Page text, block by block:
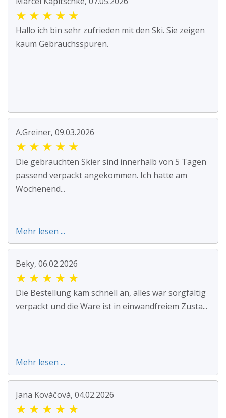
★ ★ ★ ★ ★
Hallo ich bin sehr zufrieden mit den Ski. Sie zeigen
kaum Gebrauchsspuren.
A.Greiner, 09.03.2026
★ ★ ★ ★ ★
Die gebrauchten Skier sind innerhalb von 5 Tagen
passend verpackt angekommen. Ich hatte am
Wochenend...
Mehr lesen ...
Beky, 06.02.2026
★ ★ ★ ★ ★
Die Bestellung kam schnell an, alles war sorgfältig
verpackt und die Ware ist in einwandfreiem Zusta...
Mehr lesen ...
Jana Kováčová, 04.02.2026
★ ★ ★ ★ ★